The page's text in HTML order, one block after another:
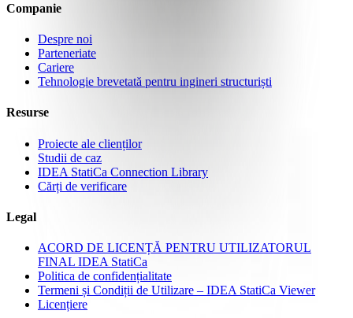
Companie
Despre noi
Parteneriate
Cariere
Tehnologie brevetată pentru ingineri structuriști
Resurse
Proiecte ale clienților
Studii de caz
IDEA StatiCa Connection Library
Cărți de verificare
Legal
ACORD DE LICENȚĂ PENTRU UTILIZATORUL
FINAL IDEA StatiCa
Politica de confidențialitate
Termeni și Condiții de Utilizare – IDEA StatiCa Viewer
Licențiere